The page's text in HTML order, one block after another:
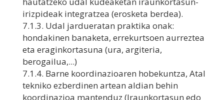
irizpideak integratzea (erosketa berdea).
7.1.3. Udal jardueratan praktika onak:
hondakinen banaketa, errekurtsoen aurreztea
eta eraginkortasuna (ura, argiteria,
berogailua,...)
7.1.4. Barne koordinazioaren hobekuntza, Atal
tekniko ezberdinen artean aldian behin
koordinazioa mantenduz (Iraunkortasun edo